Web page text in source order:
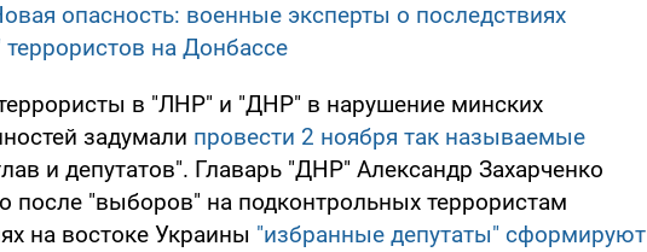
опасность: военные эксперты о последствиях
на Донбассе
в "ЛНР" и "ДНР" в нарушение минских
задумали провести 2 ноября так называемые
и депутатов". Главарь "ДНР" Александр Захарченко
после "выборов" на подконтрольных террористам
на востоке Украины "избранные депутаты" сформируют